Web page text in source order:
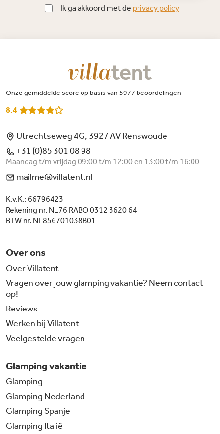
Ik ga akkoord met de privacy policy
Onze gemiddelde score op basis van 5977 beoordelingen
8.4
Utrechtseweg 4G, 3927 AV Renswoude
+31 (0)85 301 08 98
Maandag t/m vrijdag 09:00 t/m 12:00 en 13:00 t/m 16:00
mailme@villatent.nl
K.v.K.: 66796423
Rekening nr. NL76 RABO 0312 3620 64
BTW nr. NL856701038B01
Over ons
Over Villatent
Vragen over jouw glamping vakantie? Neem contact
op!
Reviews
Werken bij Villatent
Veelgestelde vragen
Glamping vakantie
Glamping
Glamping Nederland
Glamping Spanje
Glamping Italië